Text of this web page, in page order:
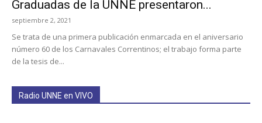
Graduadas de la UNNE presentaron...
septiembre 2, 2021
Se trata de una primera publicación enmarcada en el aniversario
número 60 de los Carnavales Correntinos; el trabajo forma parte
de la tesis de...
Radio UNNE en VIVO